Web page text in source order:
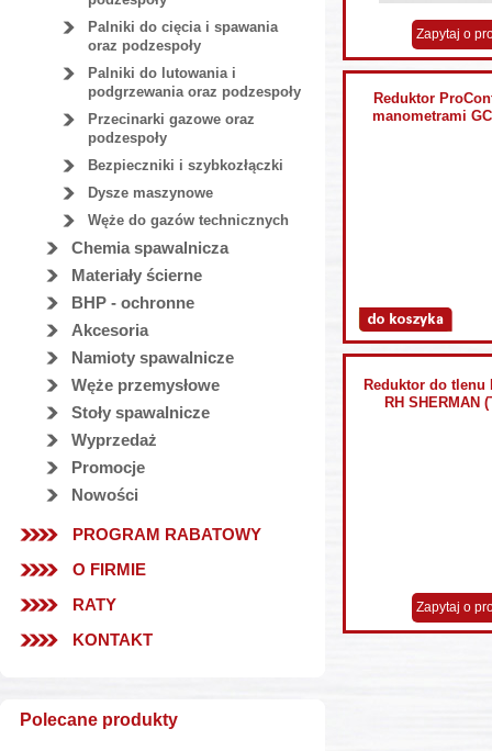
Palniki do cięcia i spawania
oraz podzespoły
Palniki do lutowania i
podgrzewania oraz podzespoły
Przecinarki gazowe oraz
podzespoły
Bezpieczniki i szybkozłączki
Dysze maszynowe
Węże do gazów technicznych
Chemia spawalnicza
Materiały ścierne
BHP - ochronne
Akcesoria
Namioty spawalnicze
Węże przemysłowe
Stoły spawalnicze
Wyprzedaż
Promocje
Nowości
PROGRAM RABATOWY
O FIRMIE
RATY
KONTAKT
Polecane produkty
Zapytaj o
Reduktor
manometrami
Reduktor do tlenu
RH SHERMAN
Zapytaj o